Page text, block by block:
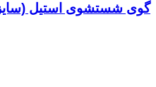
گوی شستشوی استیل